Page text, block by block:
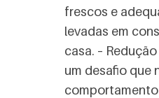
frescos e
levadas em
casa. –
um desafio que
comportamento